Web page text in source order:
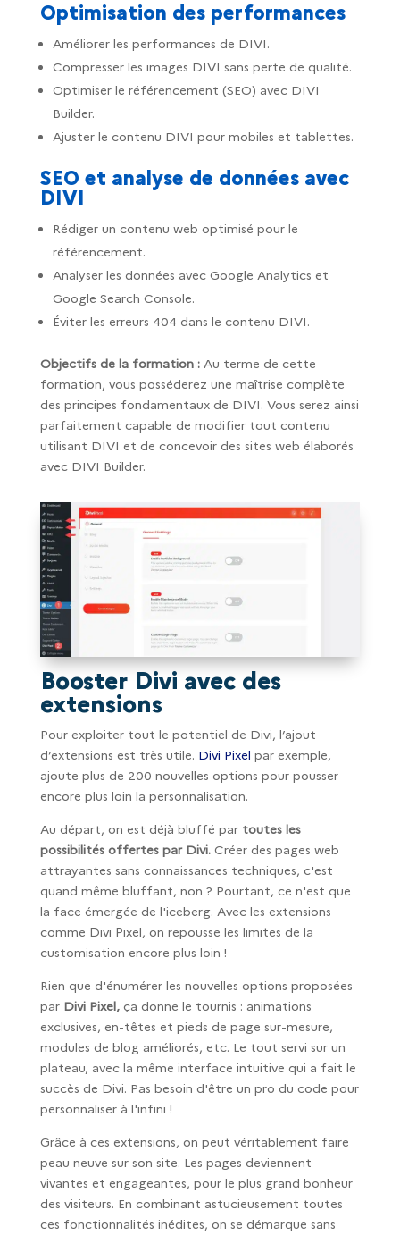
Optimisation des performances
Améliorer les performances de DIVI.
Compresser les images DIVI sans perte de qualité.
Optimiser le référencement (SEO) avec DIVI
Builder.
Ajuster le contenu DIVI pour mobiles et tablettes.
SEO et analyse de données avec
DIVI
Rédiger un contenu web optimisé pour le
référencement.
Analyser les données avec Google Analytics et
Google Search Console.
Éviter les erreurs 404 dans le contenu DIVI.
Objectifs de la formation :Au terme de cette
formation, vous posséderez une maîtrise complète
des principes fondamentaux de DIVI. Vous serez ainsi
parfaitement capable de modifier tout contenu
utilisant DIVI et de concevoir des sites web élaborés
avec DIVI Builder.
Booster Divi avec des
extensions
Pour exploiter tout le potentiel de Divi, l’ajout
d’extensions est très utile. Divi Pixel par exemple,
ajoute plus de 200 nouvelles options pour pousser
encore plus loin la personnalisation.
Au départ, on est déjà bluffé partoutes les
possibilités offertes par Divi.Créer des pages web
attrayantes sans connaissances techniques, c'est
quand même bluffant, non ? Pourtant, ce n'est que
la face émergée de l'iceberg. Avec les extensions
comme Divi Pixel, on repousse les limites de la
customisation encore plus loin !
Rien que d'énumérer les nouvelles options proposées
par Divi Pixel,ça donne le tournis : animations
exclusives, en-têtes et pieds de page sur-mesure,
modules de blog améliorés, etc. Le tout servi sur un
plateau, avec la même interface intuitive qui a fait le
succès de Divi. Pas besoin d'être un pro du code pour
personnaliser à l'infini !
Grâce à ces extensions, on peut véritablement faire
peau neuve sur son site. Les pages deviennent
vivantes et engageantes, pour le plus grand bonheur
des visiteurs. En combinant astucieusement toutes
ces fonctionnalités inédites, on se démarque sans